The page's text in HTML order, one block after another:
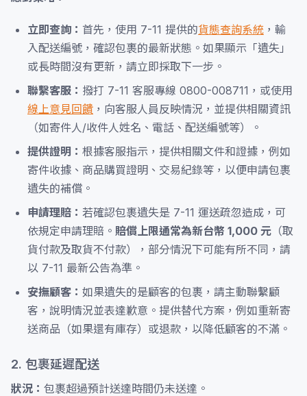
立即查詢： 首先，使用 7-11 提供的貨態查詢系統 ，輸
入配送編號，確認包裹的最新狀態。如果顯示「遺失」
或長時間沒有更新，請立即採取下一步。
聯繫客服： 撥打 7-11 客服專線 0800-008711，或使用
線上意見回饋 ，向客服人員反映情況，並提供相關資訊
（如寄件人/收件人姓名、電話、配送編號等）。
提供證明： 根據客服指示，提供相關文件和證據，例如
寄件收據、商品購買證明、交易紀錄等，以便申請包裹
遺失的補償。
申請理賠： 若確認包裹遺失是 7-11 運送疏忽造成，可
依規定申請理賠。 賠償上限通常為新台幣 1,000 元 （取
貨付款及取貨不付款），部分情況下可能有所不同，請
以 7-11 最新公告為準。
安撫顧客： 如果遺失的是顧客的包裹，請主動聯繫顧
客，說明情況並表達歉意。提供替代方案，例如重新寄
送商品（如果還有庫存）或退款，以降低顧客的不滿。
2. 包裹延遲配送
狀況： 包裹超過預計送達時間仍未送達。